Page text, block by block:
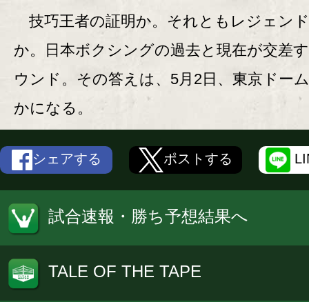
技巧王者の証明か。それともレジェン
か。日本ボクシングの過去と現在が交差
ウンド。その答えは、5月2日、東京ドー
かになる。
シェアする ポストする
試合速報・勝ち予想結果へ
TALE OF THE TAPE